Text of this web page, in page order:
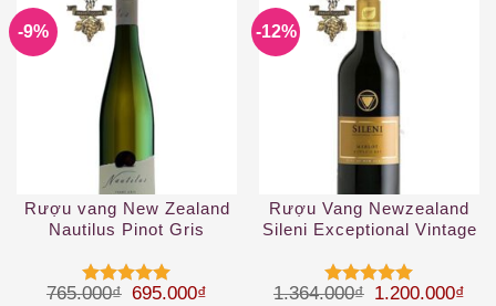
-9%
Rượu vang New Zealand
Nautilus Pinot Gris
Được xếp
765.000₫ Giá gốc là: 765.000₫.
695.000₫ Giá hiện tại là: 695.000₫.
-12%
Rượu Vang Newzealand
Sileni Exceptional Vintage
Được xếp
1.364.000₫ Giá gốc là:
1.200.000₫